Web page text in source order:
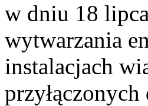
w dniu 18
wytwarzania
instalacjach